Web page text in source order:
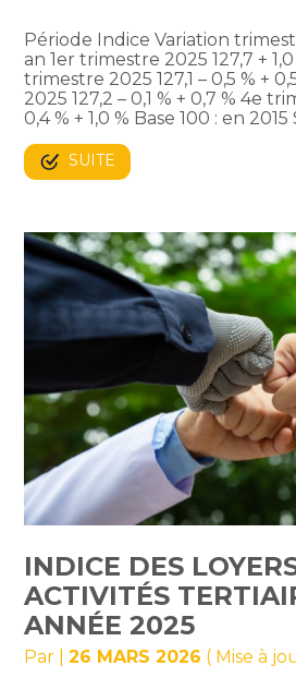
Période Indice Variation
an 1er trimestre 2025 127,7 + 1,0
trimestre 2025 127,1 – 0,5 % +
2025 127,2 – 0,1 % + 0,7 % 4e
0,4 % + 1,0 % Base 100 : en
SUITE
INDICE DES
ACTIVITÉS
ANNÉE 2025
Par |26 MARS 2026 ( Mise à